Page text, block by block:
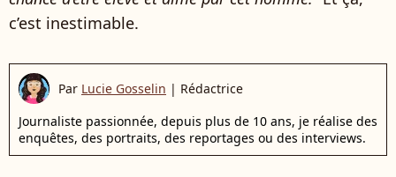
c’est inestimable.
Par Lucie Gosselin | Rédactrice
Journaliste passionnée, depuis plus de 10 ans, je réalise des
enquêtes, des portraits, des reportages ou des interviews.